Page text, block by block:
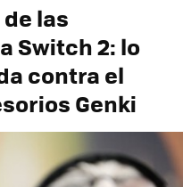
las
Switch 2: lo
contra el
Genki